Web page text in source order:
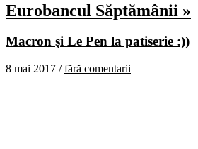
Eurobancul Săptămânii »
Macron şi Le Pen la patiserie :))
8 mai 2017 /fără comentarii